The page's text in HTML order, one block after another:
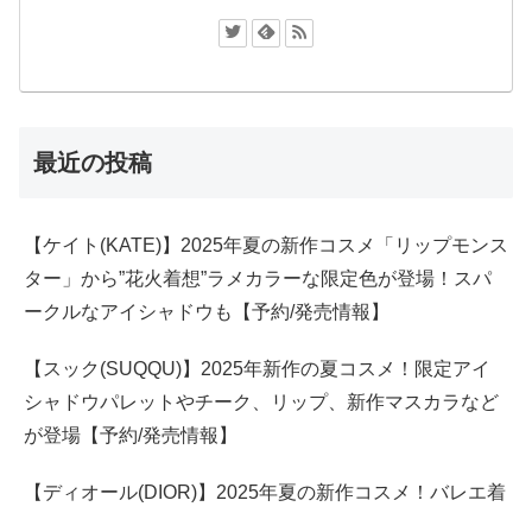
最近の投稿
【ケイト(KATE)】2025年夏の新作コスメ「リップモンス
ター」から”花火着想”ラメカラーな限定色が登場！スパ
ークルなアイシャドウも【予約/発売情報】
【スック(SUQQU)】2025年新作の夏コスメ！限定アイ
シャドウパレットやチーク、リップ、新作マスカラなど
が登場【予約/発売情報】
【ディオール(DIOR)】2025年夏の新作コスメ！バレエ着